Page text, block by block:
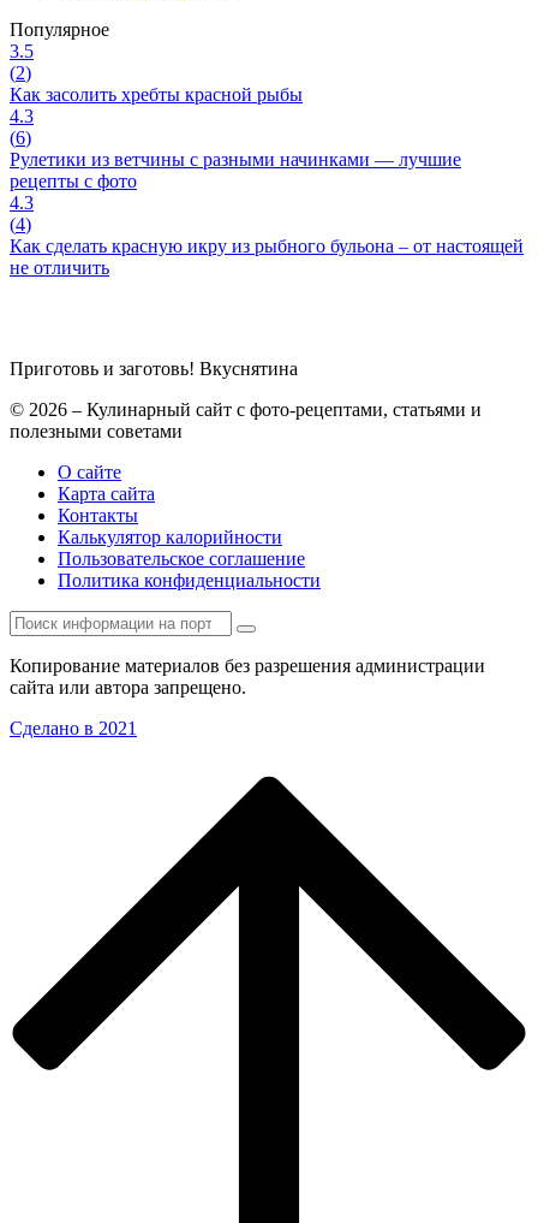
Популярное
3.5
(2)
Как засолить хребты красной рыбы
4.3
(6)
Рулетики из ветчины с разными начинками — лучшие
рецепты с фото
4.3
(4)
Как сделать красную икру из рыбного бульона – от настоящей
не отличить
Приготовь и заготовь! Вкуснятина
© 2026 – Кулинарный сайт с фото-рецептами, статьями и
полезными советами
О сайте
Карта сайта
Контакты
Калькулятор калорийности
Пользовательское соглашение
Политика конфиденциальности
Копирование материалов без разрешения администрации
сайта или автора запрещено.
Сделано в 2021